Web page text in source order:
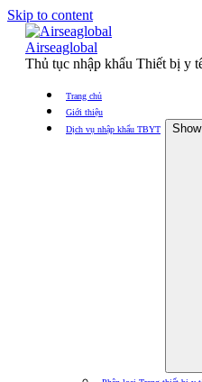
Skip to content
Airseaglobal
Thủ tục nhập khẩu Thiết bị y
Trang chủ
Giới thiệu
Dịch vụ nhập khẩu TBYT